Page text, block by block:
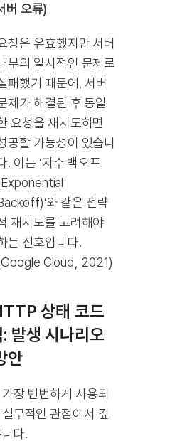
버 오류)
청은 유효했지만 서버
부의 일시적인 문제로
패했기 때문에, 서버
제가 해결된 후 동일
요청을 재시도하면
공할 가능성이 있습니
. 이는 ‘지수 백오프
와 같은 전략
재시도를 고려해야
는 신호입니다.
Cloud, 2021)
상태 코드
발생 시나리오
안
장 빈번하게 사용되
무적인 관점에서 깊
다.